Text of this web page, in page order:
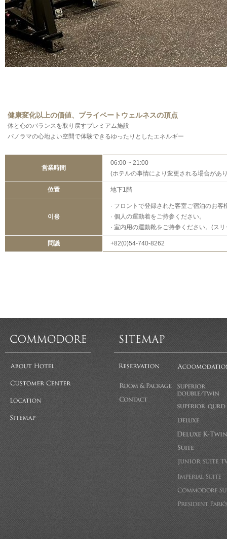
健康変化以上の価値、プライベートウェルネスの頂点
体と心のバランスを取り戻すプレミアム施設
パノラマの心地よい空間で体験できるゆったりとしたエネルギー
営業時間
06:00 ~ 21:00
(ホテルの事情により変更される場合があ
位置 地下1階
이용
· フロントで登録された客室ご宿泊のお
· 個人の運動着をご持参ください。
· 室内用の運動靴をご持参ください。(ス
問議 +82(0)54-740-8262